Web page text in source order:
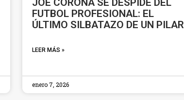
JOE CORONA SE DESPIDE DEL
FUTBOL PROFESIONAL: EL
ÚLTIMO SILBATAZO DE UN PILAR
LEER MÁS »
enero 7, 2026